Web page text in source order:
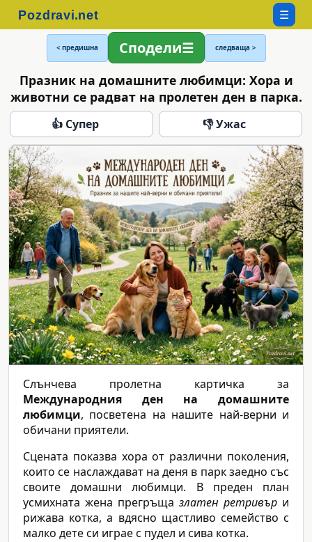
☰
< предишна Сподели следваща >
Празник на домашните любимци: Хора и
животни се радват на пролетен ден в парка.
👍 Супер 👎 Ужас
Слънчева пролетна картичка за
Международния ден на домашните
любимци, посветена на нашите най-верни и
обичани приятели.
Сцената показва хора от различни поколения,
които се наслаждават на деня в парк заедно със
своите домашни любимци. В преден план
усмихната жена прегръща златен ретривър и
рижава котка, а вдясно щастливо семейство с
малко дете си играе с пудел и сива котка.